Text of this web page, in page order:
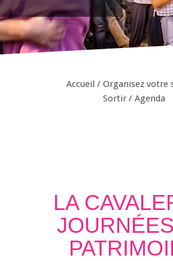
Accueil / Organisez votre
Sortir / Agenda
LA